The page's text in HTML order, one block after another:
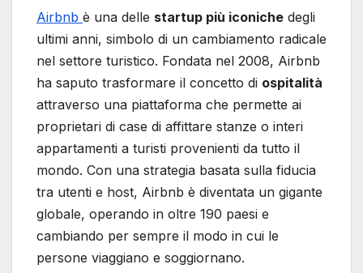
Airbnb è una delle startup più iconiche degli
ultimi anni, simbolo di un cambiamento radicale
nel settore turistico. Fondata nel 2008, Airbnb
ha saputo trasformare il concetto di ospitalità
attraverso una piattaforma che permette ai
proprietari di case di affittare stanze o interi
appartamenti a turisti provenienti da tutto il
mondo. Con una strategia basata sulla fiducia
tra utenti e host, Airbnb è diventata un gigante
globale, operando in oltre 190 paesi e
cambiando per sempre il modo in cui le
persone viaggiano e soggiornano.